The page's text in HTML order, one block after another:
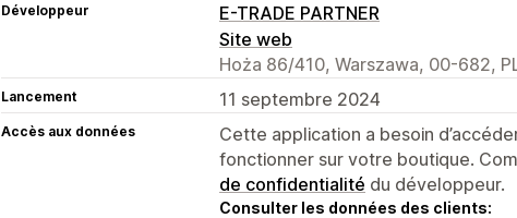
Développeur
E-TRADE PARTNER
Site web
Hoża 86/410, Warszawa, 00-682,
Lancement 11 septembre 2024
Accès aux données
Cette application a besoin
fonctionner sur votre boutique.
de confidentialité du développeur.
Consulter les données des clients: